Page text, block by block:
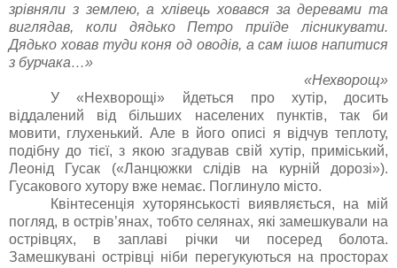
зрівняли з землею, а хлівець ховався за деревами та
виглядав, коли дядько Петро приїде лісникувати.
Дядько ховав туди коня од оводів, а сам ішов напитися
з бурчака…»
«Нехворощ»
У «Нехворощі» йдеться про хутір, досить
віддалений від більших населених пунктів, так би
мовити, глухенький. Але в його описі я відчув теплоту,
подібну до тієї, з якою згадував свій хутір, приміський,
Леонід Гусак («Ланцюжки слідів на курній дорозі»).
Гусакового хутору вже немає. Поглинуло місто.
Квінтесенція хуторянськості виявляється, на мій
погляд, в острів’янах, тобто селянах, які замешкували на
острівцях, в заплаві річки чи посеред болота.
Замешкувані острівці ніби перегукуються на просторах